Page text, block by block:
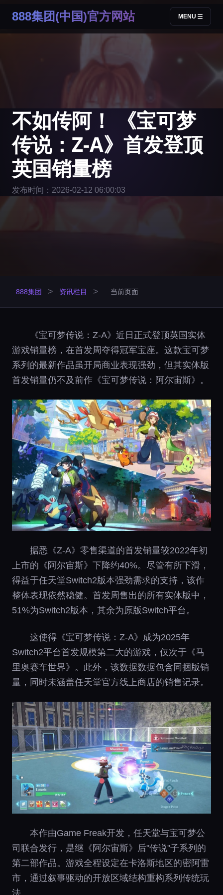
888集团(中国)官方网站 MENU
不如传阿！ 《宝可梦
传说：Z-A》首发登顶
英国销量榜
发布时间：2026-02-12 06:00:03
888集团 > 资讯栏目 > 当前页面
《宝可梦传说：Z-A》近日正式登顶英国实体
游戏销量榜，在首发周夺得冠军宝座。这款宝可梦
系列的最新作品虽开局商业表现强劲，但其实体版
首发销量仍不及前作《宝可梦传说：阿尔宙斯》。
据悉《Z-A》零售渠道的首发销量较2022年初
上市的《阿尔宙斯》下降约40%。尽管有所下滑，
得益于任天堂Switch2版本强劲需求的支持，该作
整体表现依然稳健。首发周售出的所有实体版中，
51%为Switch2版本，其余为原版Switch平台。
这使得《宝可梦传说：Z-A》成为2025年
Switch2平台首发规模第二大的游戏，仅次于《马
里奥赛车世界》。此外，该数据数据包含同捆版销
量，同时未涵盖任天堂官方线上商店的销售记录。
本作由Game Freak开发，任天堂与宝可梦公
司联合发行，是继《阿尔宙斯》后"传说"子系列的
第二部作品。游戏全程设定在卡洛斯地区的密阿雷
市，通过叙事驱动的开放区域结构重构系列传统玩